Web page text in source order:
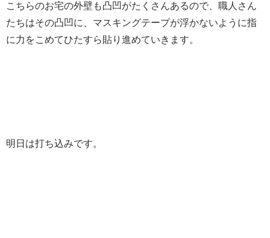
こちらのお宅の外壁も凸凹がたくさんあるので、職人さん
たちはその凸凹に、マスキングテープが浮かないように指
に力をこめてひたすら貼り進めていきます。
明日は打ち込みです。